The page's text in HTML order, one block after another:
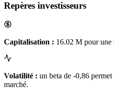
Repères investisseurs
Capitalisation : 16.02 M pour une
Volatilité : un beta de -0,86
marché.